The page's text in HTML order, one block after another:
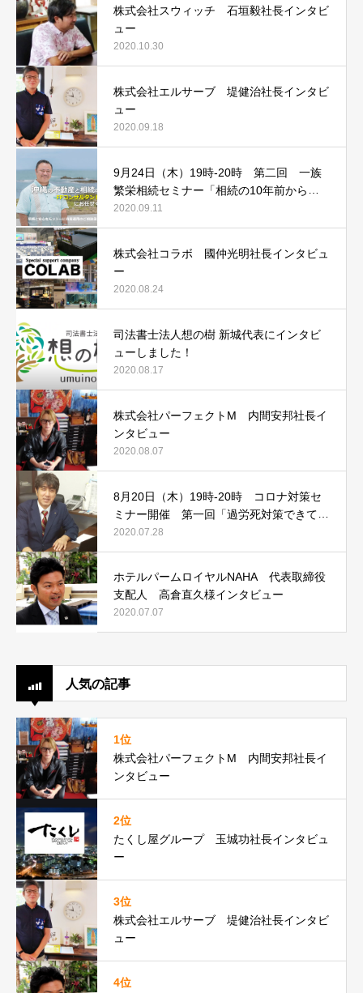
株式会社スウィッチ 石垣毅社長インタビ
ュー
2020.10.30
株式会社エルサーブ 堤健治社長インタビ
ュー
2020.09.18
9月24日（木）19時‐20時 第二回 一族
繁栄相続セミナー「相続の10年前からや
るべき3つの事とは！？」
2020.09.11
株式会社コラボ 國仲光明社長インタビュ
ー
2020.08.24
司法書士法人想の樹 新城代表にインタビ
ューしました！
2020.08.17
株式会社パーフェクトM 内間安邦社長イ
ンタビュー
2020.08.07
8月20日（木）19時-20時 コロナ対策セ
ミナー開催 第一回「過労死対策できてい
ますか？その時会社は守れません！」
2020.07.28
ホテルパームロイヤルNAHA 代表取締役
支配人 高倉直久様インタビュー
2020.07.07
人気の記事
1位
株式会社パーフェクトM 内間安邦社長イ
ンタビュー
2位
たくし屋グループ 玉城功社長インタビュ
ー
3位
株式会社エルサーブ 堤健治社長インタビ
ュー
4位